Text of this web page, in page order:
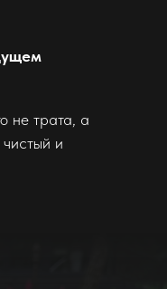
не трата, а
и